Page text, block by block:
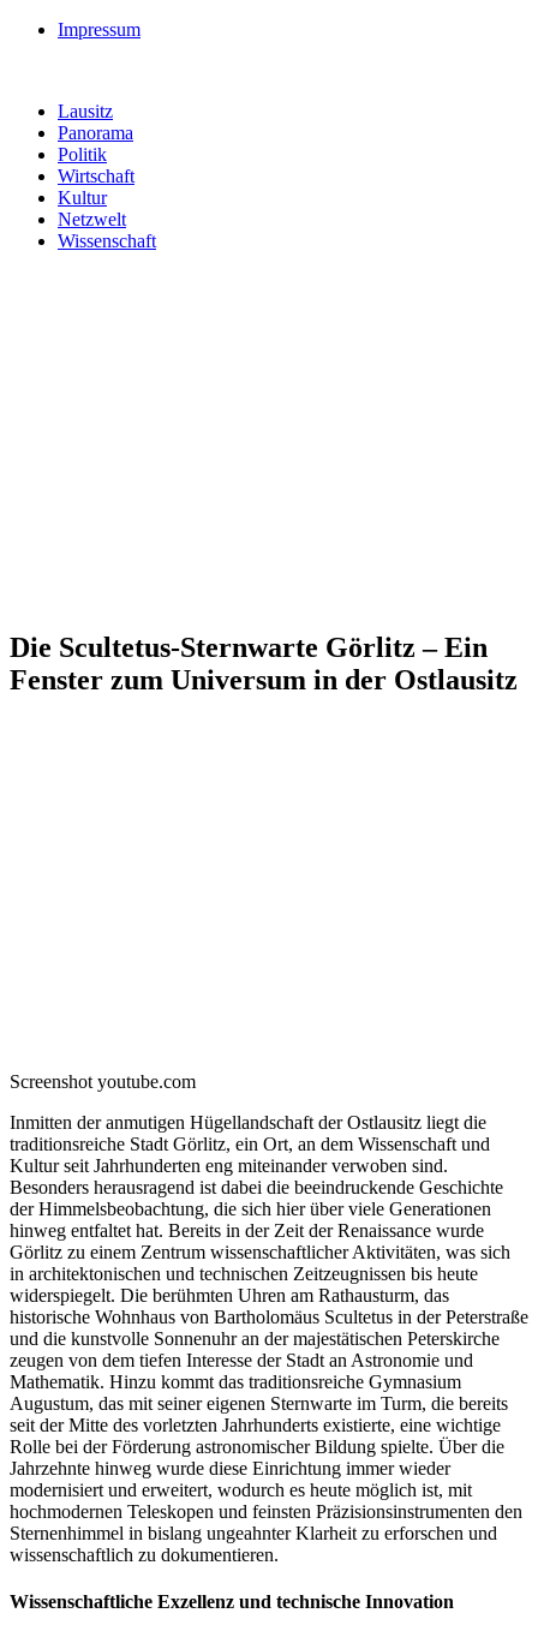
Impressum
Lausitz
Panorama
Politik
Wirtschaft
Kultur
Netzwelt
Wissenschaft
Die Scultetus-Sternwarte Görlitz – Ein
Fenster zum Universum in der Ostlausitz
Screenshot youtube.com
Inmitten der anmutigen Hügellandschaft der Ostlausitz liegt die
traditionsreiche Stadt Görlitz, ein Ort, an dem Wissenschaft und
Kultur seit Jahrhunderten eng miteinander verwoben sind.
Besonders herausragend ist dabei die beeindruckende Geschichte
der Himmelsbeobachtung, die sich hier über viele Generationen
hinweg entfaltet hat. Bereits in der Zeit der Renaissance wurde
Görlitz zu einem Zentrum wissenschaftlicher Aktivitäten, was sich
in architektonischen und technischen Zeitzeugnissen bis heute
widerspiegelt. Die berühmten Uhren am Rathausturm, das
historische Wohnhaus von Bartholomäus Scultetus in der Peterstraße
und die kunstvolle Sonnenuhr an der majestätischen Peterskirche
zeugen von dem tiefen Interesse der Stadt an Astronomie und
Mathematik. Hinzu kommt das traditionsreiche Gymnasium
Augustum, das mit seiner eigenen Sternwarte im Turm, die bereits
seit der Mitte des vorletzten Jahrhunderts existierte, eine wichtige
Rolle bei der Förderung astronomischer Bildung spielte. Über die
Jahrzehnte hinweg wurde diese Einrichtung immer wieder
modernisiert und erweitert, wodurch es heute möglich ist, mit
hochmodernen Teleskopen und feinsten Präzisionsinstrumenten den
Sternenhimmel in bislang ungeahnter Klarheit zu erforschen und
wissenschaftlich zu dokumentieren.
Wissenschaftliche Exzellenz und technische Innovation